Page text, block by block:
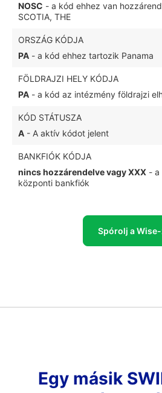
NOSC - a kód ehhez van
SCOTIA, THE
ORSZÁG KÓDJA
PA - a kód ehhez tartozik Panama
FÖLDRAJZI HELY KÓDJA
PA - a kód az intézmény földrajzi
KÓD STÁTUSZA
A - A aktív kódot jelent
BANKFIÓK KÓDJA
nincs hozzárendelve vagy XXX - a
központi bankfiók
Spórolj a
Egy másik